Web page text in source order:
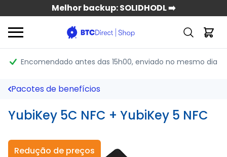
Melhor backup: SOLIDHODL ➡️
Encomendado antes das 15h00, enviado no mesmo dia
Pacotes de benefícios
YubiKey 5C NFC + YubiKey 5 NFC
Redução de preços